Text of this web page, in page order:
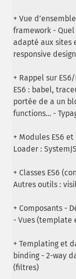
+ Vue
framework -
adapté aux sites
responsive design
+ Rappel sur
ES6 : babel,
portée de a un
functions… -
+ Modules ES6
Loader : SystemJS
+ Classes ES6
Autres outils :
+ Composants -
- Vues (template
+ Templating et
binding - 2-way
(filtres)